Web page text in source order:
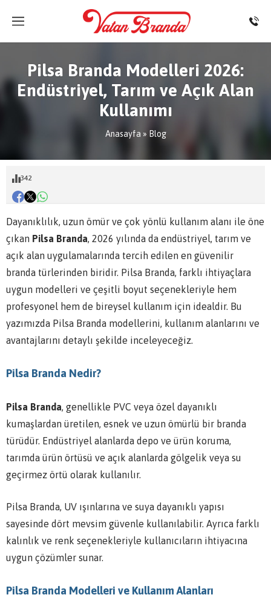
Pilsa Branda Modelleri 2026:
Endüstriyel, Tarım ve Açık Alan
Kullanımı
Anasayfa » Blog
342
Dayanıklılık, uzun ömür ve çok yönlü kullanım alanı ile öne
çıkan Pilsa Branda, 2026 yılında da endüstriyel, tarım ve
açık alan uygulamalarında tercih edilen en güvenilir
branda türlerinden biridir. Pilsa Branda, farklı ihtiyaçlara
uygun modelleri ve çeşitli boyut seçenekleriyle hem
profesyonel hem de bireysel kullanım için idealdir. Bu
yazımızda Pilsa Branda modellerini, kullanım alanlarını ve
avantajlarını detaylı şekilde inceleyeceğiz.
Pilsa Branda Nedir?
Pilsa Branda, genellikle PVC veya özel dayanıklı
kumaşlardan üretilen, esnek ve uzun ömürlü bir branda
türüdür. Endüstriyel alanlarda depo ve ürün koruma,
tarımda ürün örtüsü ve açık alanlarda gölgelik veya su
geçirmez örtü olarak kullanılır.
Pilsa Branda, UV ışınlarına ve suya dayanıklı yapısı
sayesinde dört mevsim güvenle kullanılabilir. Ayrıca farklı
kalınlık ve renk seçenekleriyle kullanıcıların ihtiyacına
uygun çözümler sunar.
Pilsa Branda Modelleri ve Kullanım Alanları